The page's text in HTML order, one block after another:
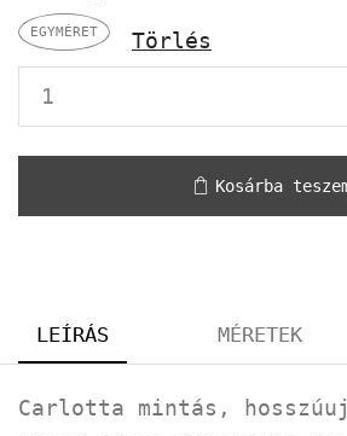
EGYMÉRET Törlés
Kosárba
LEÍRÁS MÉRETEK
Carlotta mintás,